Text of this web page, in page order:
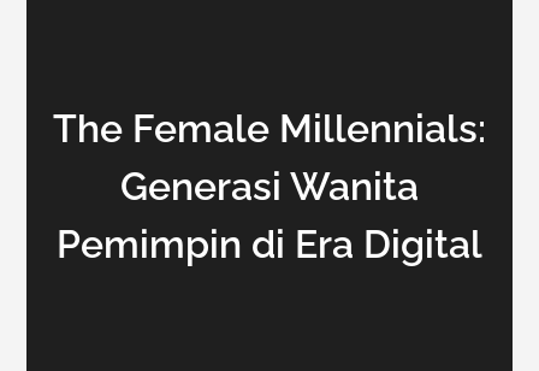
The Female Millennials:
Generasi Wanita
Pemimpin di Era Digital